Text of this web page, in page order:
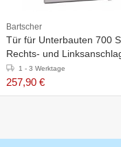
Bartscher
Tür für Unterbauten 700
Rechts- und
366x96x(h)456mm
1 - 3 Werktage
257,90 €